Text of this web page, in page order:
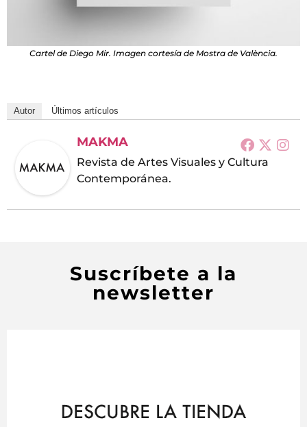
Cartel de Diego Mir. Imagen cortesía de Mostra de València.
Autor Últimos artículos
MAKMA
Revista de Artes Visuales y Cultura
Contemporánea.
Suscríbete a la
newsletter